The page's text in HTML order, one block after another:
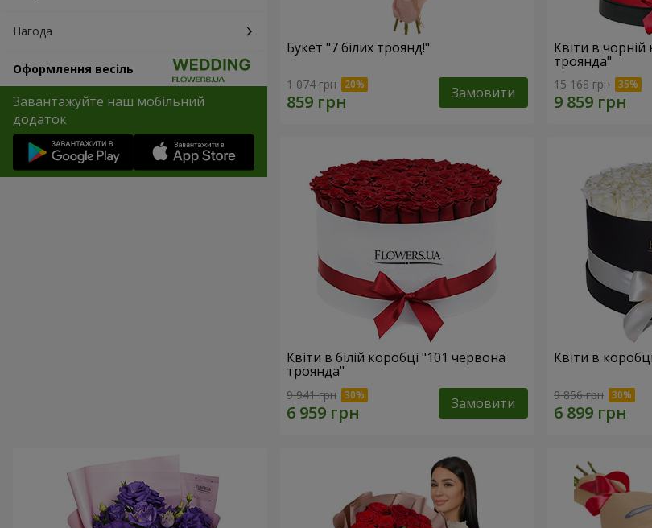
Нагода
Оформлення весіль
Завантажуйте наш мобільний
додаток
Букет "7 білих троянд!"
1 074 грн Замовити
Квіти в
троянда"
15 168 грн
Квіти в білій коробці "101 червона
троянда"
9 941 грн Замовити
Квіти в
9 856 грн